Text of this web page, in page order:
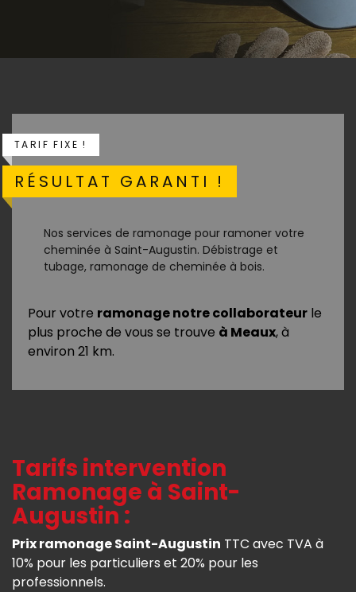
TARIF FIXE !
RÉSULTAT GARANTI !
Nos services de ramonage pour ramoner votre
cheminée à Saint-Augustin. Débistrage et
tubage, ramonage de cheminée à bois.
Pour votre ramonage notre collaborateur le
plus proche de vous se trouve à Meaux, à
environ 21 km.
Tarifs intervention
Ramonage à Saint-
Augustin :
Prix ramonage Saint-Augustin TTC avec TVA à
10% pour les particuliers et 20% pour les
professionnels.